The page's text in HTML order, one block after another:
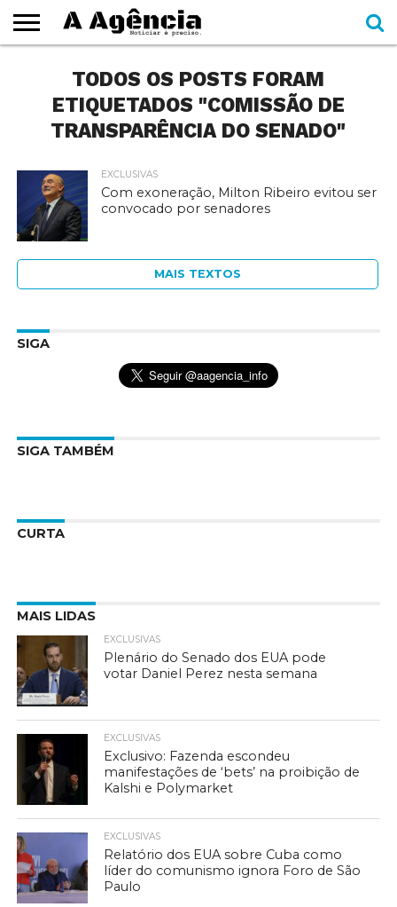
CADERNOS
SEÇÕES
ESPECIAIS
COMO
AJUDAR
CONTATOTODOS OS POSTS FORAM
ETIQUETADOS "COMISSÃO DE
TRANSPARÊNCIA DO SENADO"
EXCLUSIVAS
Com exoneração, Milton Ribeiro evitou ser
convocado por senadores
MAIS TEXTOS
SIGA
SIGA TAMBÉM
CURTA
MAIS LIDAS
EXCLUSIVAS
Plenário do Senado dos EUA pode
votar Daniel Perez nesta semana
EXCLUSIVAS
Exclusivo: Fazenda escondeu
manifestações de ‘bets’ na proibição de
Kalshi e Polymarket
EXCLUSIVAS
Relatório dos EUA sobre Cuba como
líder do comunismo ignora Foro de São
Paulo